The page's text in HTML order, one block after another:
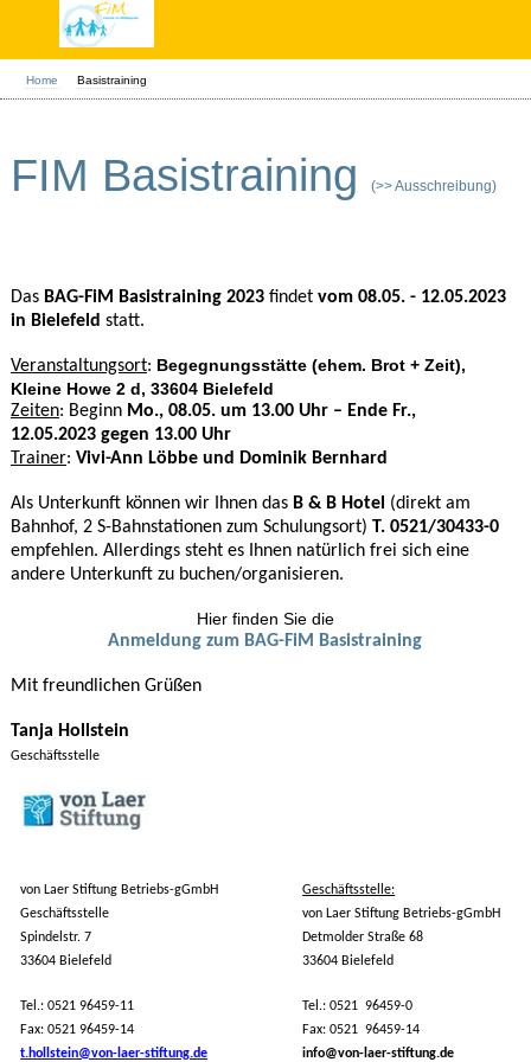
Home Basistraining
FIM Basistraining (>> Ausschreibung)
Das BAG-FiM Basistraining 2023findet vom 08.05. - 12.05.2023
in Bielefeld statt.
Veranstaltungsort: Begegnungsstätte (ehem. Brot + Zeit),
Kleine Howe 2 d, 33604 Bielefeld
Zeiten: Beginn Mo., 08.05. um 13.00 Uhr – Ende Fr.,
12.05.2023 gegen 13.00 Uhr
Trainer: Vivi-Ann Löbbe und Dominik Bernhard
Als Unterkunft können wir Ihnen das B & B Hotel (direkt am
Bahnhof, 2 S-Bahnstationen zum Schulungsort) T. 0521/30433-0
empfehlen. Allerdings steht es Ihnen natürlich frei sich eine
andere Unterkunft zu buchen/organisieren.
Hier finden Sie die
Anmeldung zum BAG-FiM Basistraining
Mit freundlichen Grüßen
Tanja Hollstein
Geschäftsstelle
von Laer Stiftung Betriebs-gGmbH
Geschäftsstelle
Spindelstr. 7
33604 Bielefeld
Tel.: 0521 96459-11
Fax: 0521 96459-14
t.hollstein@von-laer-stiftung.de
Geschäftsstelle:
von Laer Stiftung Betriebs-gGmbH
Detmolder Straße 68
33604 Bielefeld
Tel.: 0521 96459-0
Fax: 0521 96459-14
info@von-laer-stiftung.de